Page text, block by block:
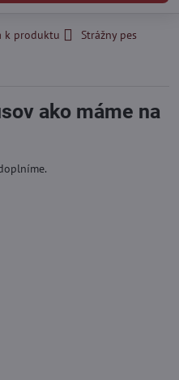
k produktu
Strážny pes
ako máme na